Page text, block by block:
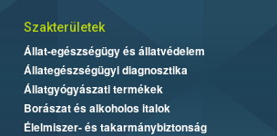
Szakterületek
Állat-egészségügy és állatvédelem
Állategészségügyi diagnosztika
Állatgyógyászati termékek
Borászat és alkoholos italok
Élelmiszer- és takarmánybiztonság